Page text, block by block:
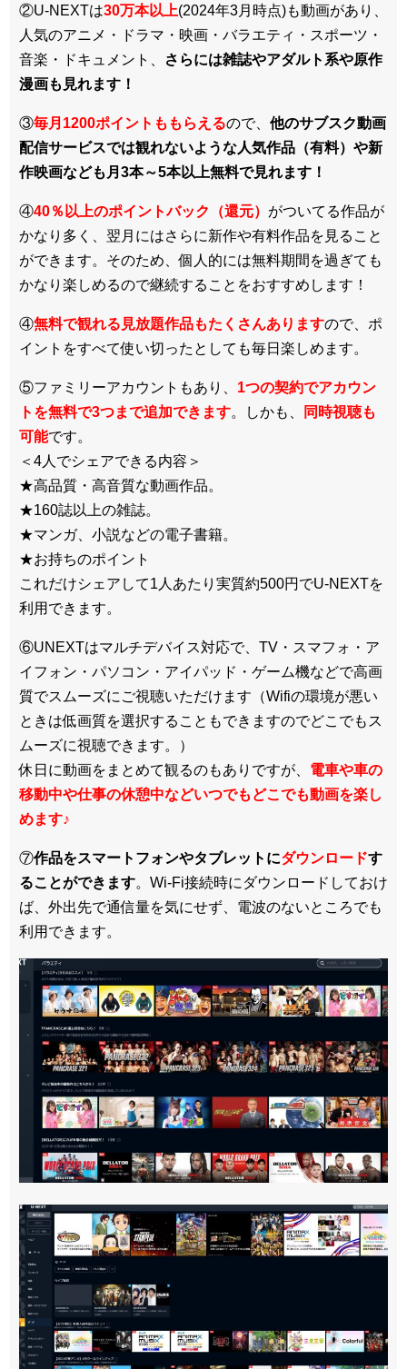
②U-NEXTは30万本以上(2024年3月時点)も動画があり、
人気のアニメ・ドラマ・映画・バラエティ・スポーツ・
音楽・ドキュメント、
さらには雑誌やアダルト系や原作
漫画も見れます！
③毎月1200ポイントももらえるので、 他のサブスク動画
配信サービスでは観れないような人気作品（有料）や新
作映画なども月3本～5本以上無料で見れます！
④40％以上のポイントバック（還元） がついてる作品が
かなり多く、翌月にはさらに新作や有料作品を見ること
ができます。そのため、個人的には無料期間を過ぎても
かなり楽しめるので継続することをおすすめします！
④無料で観れる見放題作品もたくさんありますので、ポ
イントをすべて使い切ったとしても毎日楽しめます。
⑤ファミリーアカウントもあり、 1つの契約でアカウン
トを無料で3つまで追加できます。しかも、
同時視聴も
可能です。
＜4人でシェアできる内容＞
★高品質・高音質な動画作品。
★160誌以上の雑誌。
★マンガ、小説などの電子書籍。
★お持ちのポイント
これだけシェアして1人あたり実質約500円でU-NEXTを
利用できます。
⑥UNEXTはマルチデバイス対応で、TV・スマフォ・ア
イフォン・パソコン・アイパッド・ゲーム機などで高画
質でスムーズにご視聴いただけます（Wifiの環境が悪い
ときは低画質を選択することもできますのでどこでもス
ムーズに視聴できます。）
休日に動画をまとめて観るのもありですが、 電車や車の
移動中や仕事の休憩中などいつでもどこでも動画を楽し
めます♪
⑦作品をスマートフォンやタブレットにダウンロードす
ることができます。Wi-Fi接続時にダウンロードしておけ
ば、外出先で通信量を気にせず、電波のないところでも
利用できます。